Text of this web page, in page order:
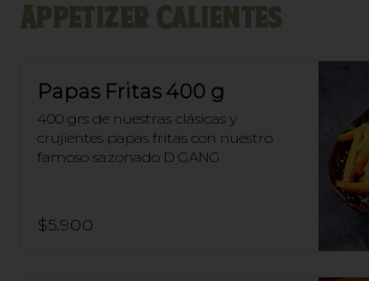
Appetizer Calientes
Papas Fritas 400 g
400 grs de nuestras clásicas y
crujientes papas fritas con nuestro
famoso sazonado D GANG
$5.900